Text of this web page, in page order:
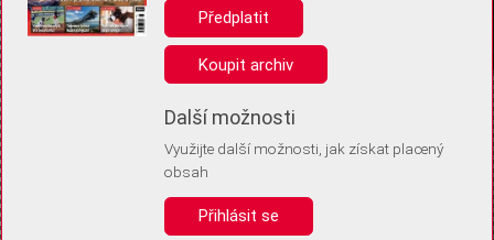
uložením volitelných informací:
Anonymní unikátní ID
Díky němu příště poznáme, že se jedná o stejné zařízení, a
Identifikátor je zcela anonymní.
Vaše souhlasy a odmítnutí si ukládáme do vašeho zařízení, abychom se
vás už příště znovu neptali. Můžete je kdykoli později upravit ve Správě
Předplatit
Koupit archiv
Další možnosti
Využijte další možnosti, jak získat placený
obsah
Přihlásit se